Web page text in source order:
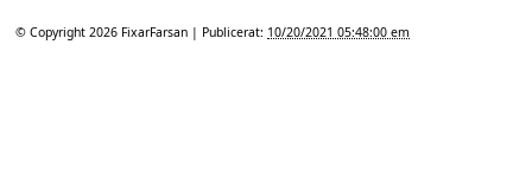
© Copyright 2026 FixarFarsan | Publicerat: 10/20/2021 05:48:00 em